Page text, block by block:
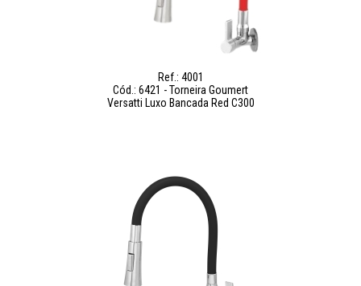
Ref.: 4001
Cód.: 6421 - Torneira Goumert
Versatti Luxo Bancada Red C300